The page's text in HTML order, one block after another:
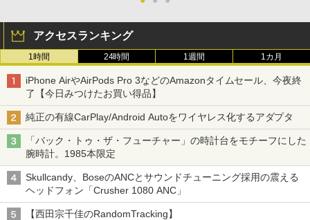
アクセスランキング
1時間 24時間 1週間 1カ月
iPhone AirやAirPods Pro 3などのAmazonタイムセール、今夜終
了【今日みつけたお買い得品】
純正の有線CarPlay/Android Autoをワイヤレス化するアダプタ
「バック・トゥ・ザ・フューチャー」の時計台をモチーフにした
腕時計。1985本限定
Skullcandy、BoseのANCとサウンドチューニング採用の震える
ヘッドフォン「Crusher 1080 ANC」
【西田宗千佳のRandomTracking】